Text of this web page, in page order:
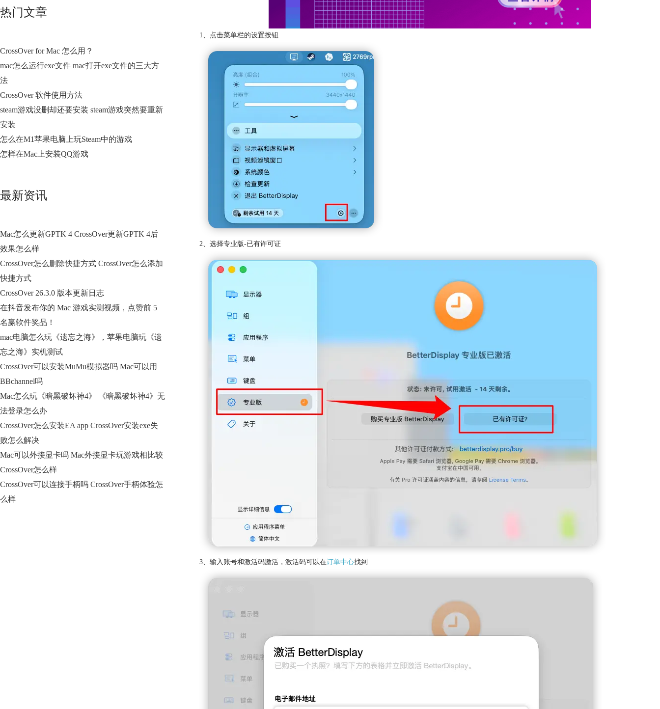
热门文章
CrossOver for Mac 怎么用？
mac怎么运行exe文件 mac打开exe文件的三大方
法
CrossOver 软件使用方法
steam游戏没删却还要安装 steam游戏突然要重新
安装
怎么在M1苹果电脑上玩Steam中的游戏
怎样在Mac上安装QQ游戏
最新资讯
Mac怎么更新GPTK 4 CrossOver更新GPTK 4后
效果怎么样
CrossOver怎么删除快捷方式 CrossOver怎么添加
快捷方式
CrossOver 26.3.0 版本更新日志
在抖音发布你的 Mac 游戏实测视频，点赞前 5
名赢软件奖品！
mac电脑怎么玩《遗忘之海》，苹果电脑玩《遗
忘之海》实机测试
CrossOver可以安装MuMu模拟器吗 Mac可以用
BBchannel吗
Mac怎么玩《暗黑破坏神4》 《暗黑破坏神4》无
法登录怎么办
CrossOver怎么安装EA app CrossOver安装exe失
败怎么解决
Mac可以外接显卡吗 Mac外接显卡玩游戏相比较
CrossOver怎么样
CrossOver可以连接手柄吗 CrossOver手柄体验怎
么样
1、点击菜单栏的设置按钮
2、选择专业版-已有许可证
3、输入账号和激活码激活，激活码可以在订单中心找到